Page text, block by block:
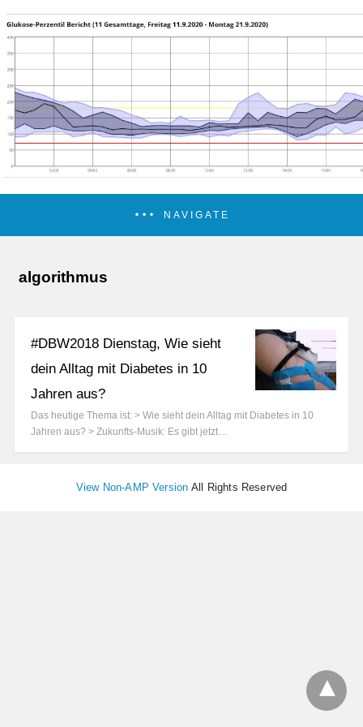
NAVIGATE
algorithmus
#DBW2018 Dienstag, Wie sieht
dein Alltag mit Diabetes in 10
Jahren aus?
Das heutige Thema ist: > Wie sieht dein Alltag mit Diabetes in 10
Jahren aus? > Zukunfts-Musik: Es gibt jetzt…
View Non-AMP Version All Rights Reserved